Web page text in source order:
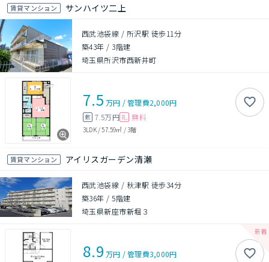
賃貸マンション サンハイツ二上
西武池袋線 / 所沢駅 徒歩11分
築43年 / 3階建
埼玉県所沢市西新井町
7.5 万円 /管理費2,000円
敷 7.5万円 礼 無料
3LDK/57.59㎡ /3階
賃貸マンション アイリスガーデン清瀬
西武池袋線 / 秋津駅 徒歩34分
築36年 /5階建
埼玉県新座市新堀３
8.9 万円 /管理費3,000円